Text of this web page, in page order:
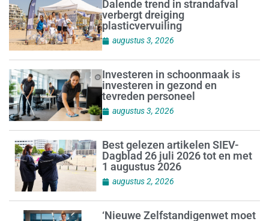
Dalende trend in strandafval
verbergt dreiging
plasticvervuiling
augustus 3, 2026
Investeren in schoonmaak is
investeren in gezond en
tevreden personeel
augustus 3, 2026
Best gelezen artikelen SIEV-
Dagblad 26 juli 2026 tot en met
1 augustus 2026
augustus 2, 2026
‘Nieuwe Zelfstandigenwet moet